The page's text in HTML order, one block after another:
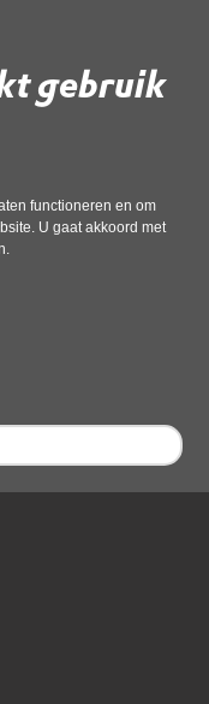
gebruik
functioneren en om
U gaat akkoord met